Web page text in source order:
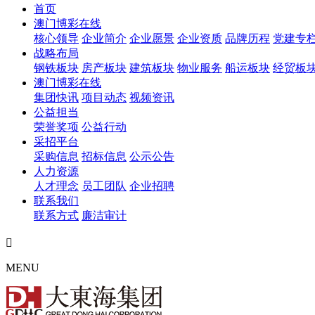
首页
澳门博彩在线
核心领导 企业简介 企业愿景 企业资质 品牌历程 党建专
战略布局
钢铁板块 房产板块 建筑板块 物业服务 船运板块 经贸板
澳门博彩在线
集团快讯 项目动态 视频资讯
公益担当
荣誉奖项 公益行动
采招平台
采购信息 招标信息 公示公告
人力资源
人才理念 员工团队 企业招聘
联系我们
联系方式 廉洁审计

MENU